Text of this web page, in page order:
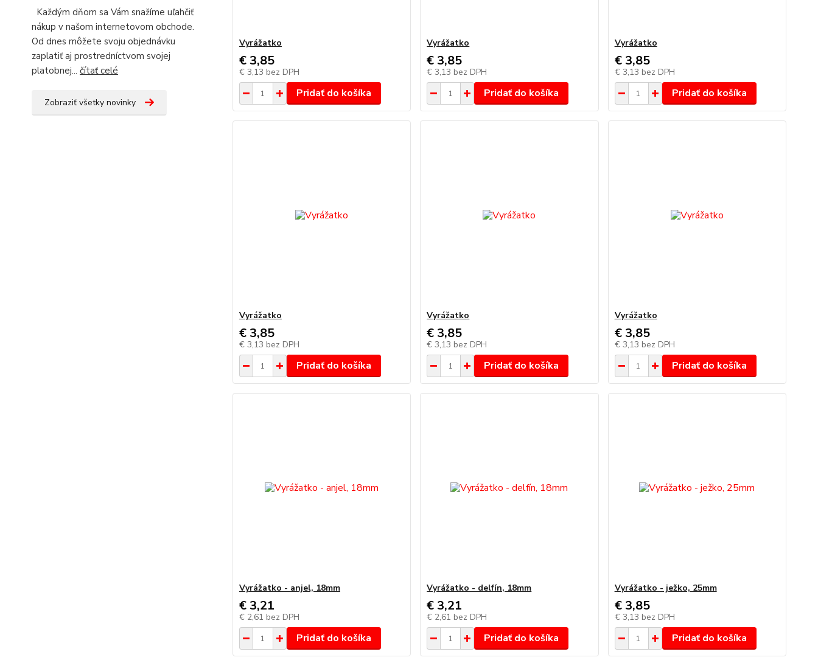
Každým dňom sa Vám snažíme uľahčiť
nákup v našom internetovom obchode.
Od dnes môžete svoju objednávku
zaplatiť aj prostredníctvom svojej
platobnej... čítať celé
Zobraziť všetky novinky
Vyrážatko
€ 3,85
€ 3,13 bez DPH
Pridať do košíka
Vyrážatko
€ 3,85
€ 3,13 bez DPH
Pridať do košíka
Vyrážatko
€ 3,85
€ 3,13 bez DPH
Pridať do košíka
Vyrážatko
€ 3,85
€ 3,13 bez DPH
Pridať do košíka
Vyrážatko
€ 3,85
€ 3,13 bez DPH
Pridať do košíka
Vyrážatko
€ 3,85
€ 3,13 bez DPH
Pridať do košíka
Vyrážatko - anjel, 18mm
€ 3,21
€ 2,61 bez DPH
Pridať do košíka
Vyrážatko - delfín, 18mm
€ 3,21
€ 2,61 bez DPH
Pridať do košíka
Vyrážatko - ježko, 25mm
€ 3,85
€ 3,13 bez DPH
Pridať do košíka